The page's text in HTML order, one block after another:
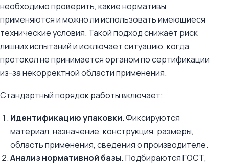
необходимо проверить, какие нормативы
применяются и можно ли использовать имеющиеся
технические условия. Такой подход снижает риск
лишних испытаний и исключает ситуацию, когда
протокол не принимается органом по сертификации
из-за некорректной области применения.
Стандартный порядок работы включает:
Идентификацию упаковки.Фиксируются
материал, назначение, конструкция, размеры,
область применения, сведения о производителе.
Анализ нормативной базы.Подбираются ГОСТ,